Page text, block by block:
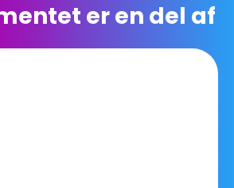
er en del af